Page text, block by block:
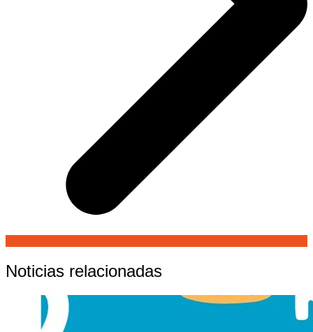
Noticias relacionadas